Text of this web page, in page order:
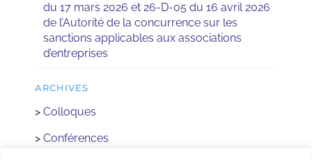
du 17 mars 2026 et 26-D-05 du 16 avril 2026
de l’Autorité de la concurrence sur les
sanctions applicables aux associations
d’entreprises
ARCHIVES
> Colloques
> Conférences